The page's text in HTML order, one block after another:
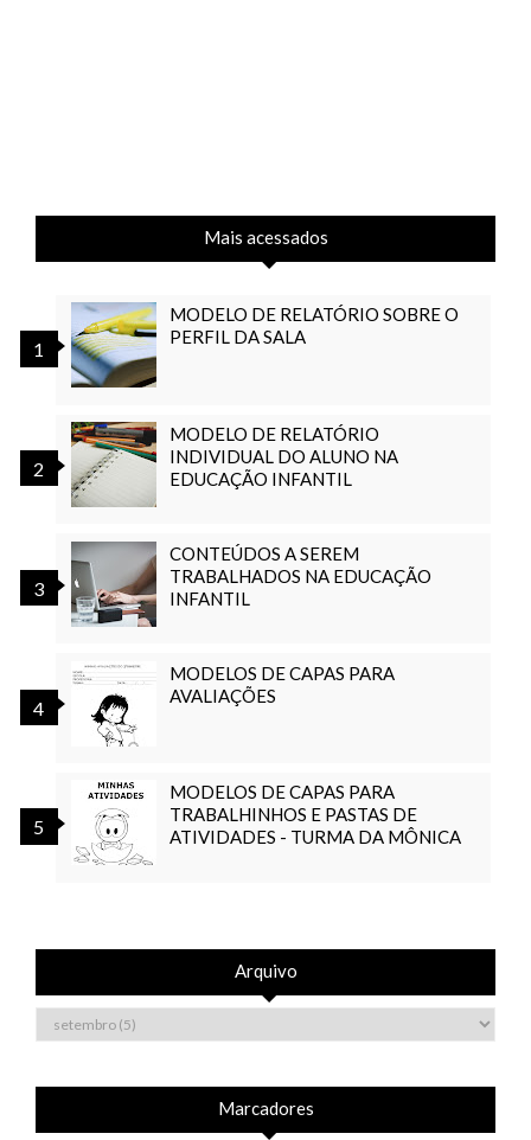
Mais acessados
MODELO DE RELATÓRIO SOBRE O
PERFIL DA SALA
MODELO DE RELATÓRIO
INDIVIDUAL DO ALUNO NA
EDUCAÇÃO INFANTIL
CONTEÚDOS A SEREM
TRABALHADOS NA EDUCAÇÃO
INFANTIL
MODELOS DE CAPAS PARA
AVALIAÇÕES
MODELOS DE CAPAS PARA
TRABALHINHOS E PASTAS DE
ATIVIDADES - TURMA DA MÔNICA
Arquivo
Marcadores